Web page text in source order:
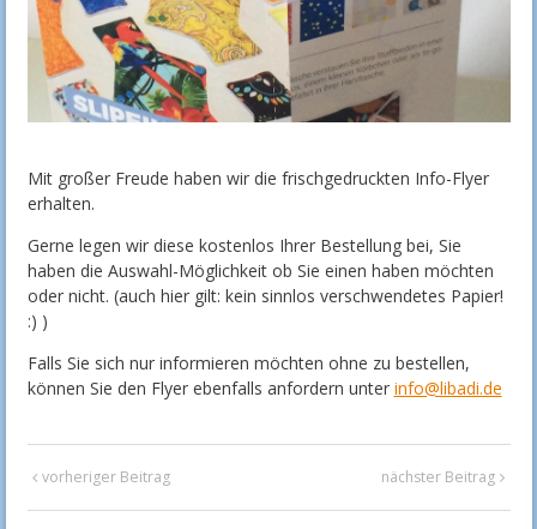
Mit großer Freude haben wir die frischgedruckten Info-Flyer
erhalten.
Gerne legen wir diese kostenlos Ihrer Bestellung bei, Sie
haben die Auswahl-Möglichkeit ob Sie einen haben möchten
oder nicht. (auch hier gilt: kein sinnlos verschwendetes Papier!
:) )
Falls Sie sich nur informieren möchten ohne zu bestellen,
können Sie den Flyer ebenfalls anfordern unter info@libadi.de
vorheriger Beitrag nächster Beitrag